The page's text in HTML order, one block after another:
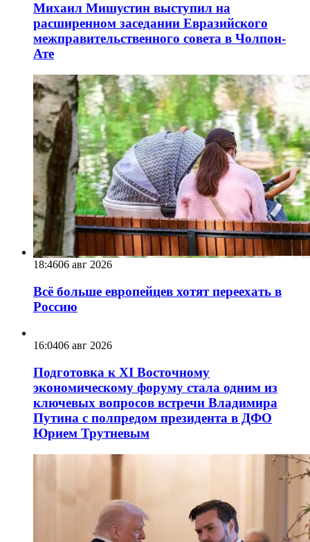
Михаил Мишустин выступил на
расширенном заседании Евразийского
межправительственного совета в Чолпон-
Ате
18:4606 авг 2026
Всё больше европейцев хотят переехать в
Россию
16:0406 авг 2026
Подготовка к XI Восточному
экономическому форуму стала одним из
ключевых вопросов встречи Владимира
Путина с полпредом президента в ДФО
Юрием Трутневым